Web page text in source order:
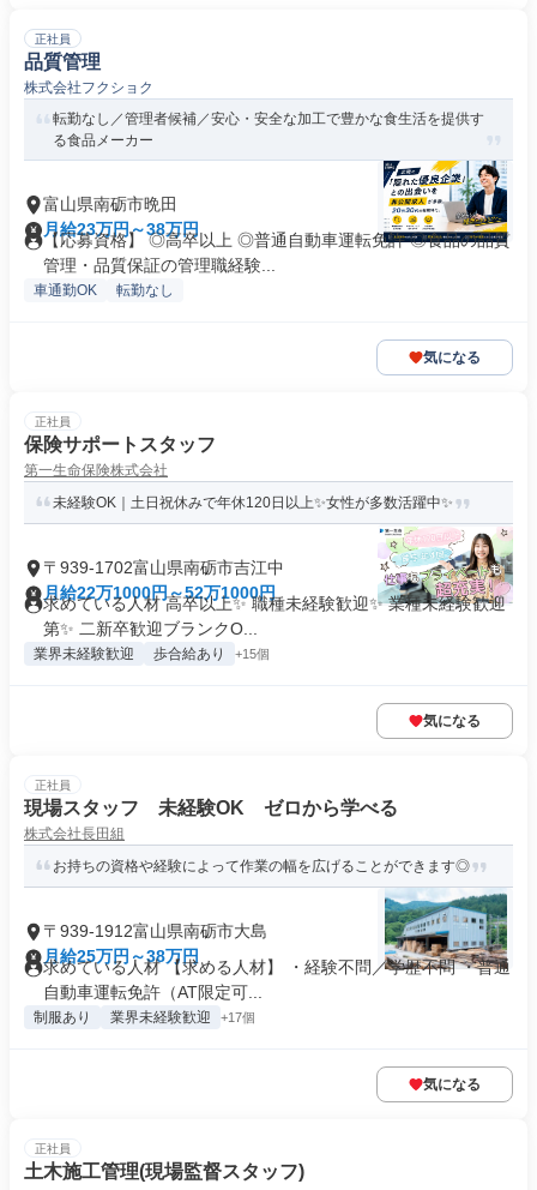
正社員
品質管理
株式会社フクショク
転勤なし／管理者候補／安心・安全な加工で豊かな食生活を提供す
る食品メーカー
富山県南砺市晩田
月給23万円～38万円
【応募資格】 ◎高卒以上 ◎普通自動車運転免許 ◎食品の品質
管理・品質保証の管理職経験...
車通勤OK 転勤なし
気になる
正社員
保険サポートスタッフ
第一生命保険株式会社
未経験OK｜土日祝休みで年休120日以上✨女性が多数活躍中✨
〒939-1702富山県南砺市吉江中
月給22万1000円～52万1000円
求めている人材 高卒以上✨ 職種未経験歓迎✨ 業種未経験歓迎
第✨ 二新卒歓迎ブランクO...
業界未経験歓迎 歩合給あり +15個
気になる
正社員
現場スタッフ 未経験OK ゼロから学べる
株式会社長田組
お持ちの資格や経験によって作業の幅を広げることができます◎
〒939-1912富山県南砺市大島
月給25万円～38万円
求めている人材 【求める人材】 ・経験不問／学歴不問 ・普通
自動車運転免許（AT限定可...
制服あり 業界未経験歓迎 +17個
気になる
正社員
土木施工管理(現場監督スタッフ)